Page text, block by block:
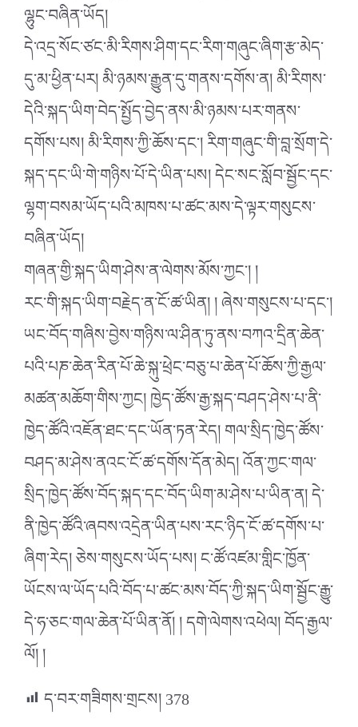
ལྷུང་བཞིན་ཡོད།
དེ་འདྲ་སོང་ཙང་མི་རིགས་ཤིག་དང་རིག་གཞུང་ཞིག་རྩ་མེད་
དུ་མ་ཕྱིན་པར། མི་ཉམས་རྒྱུན་དུ་གནས་དགོས་ན། མི་རིགས་
དེའི་སྐད་ཡིག་བེད་སྤྱོད་བྱེད་ནས་མི་ཉམས་པར་གནས་
དགོས་པས། མི་རིགས་ཀྱི་ཆོས་དང་། རིག་གཞུང་གི་བླ་སྲོག་དེ་
སྐད་དང་ཡི་གེ་གཉིས་པོ་དེ་ཡིན་པས། དེང་སང་སློབ་སྦྱོང་དང་
ལྷག་བསམ་ཡོད་པའི་མཁས་པ་ཚང་མས་དེ་ལྟར་གསུངས་
བཞིན་ཡོད།
གཞན་གྱི་སྐད་ཡིག་ཤེས་ན་ལེགས་མོས་ཀྱང་། །
རང་གི་སྐད་ཡིག་བརྗེད་ན་ངོ་ཚ་ཡིན། ། ཞེས་གསུངས་པ་དང་།
ཡང་བོད་གཞིས་བྱེས་གཉིས་ལ་ཤིན་ཏུ་ནས་བཀའ་དྲིན་ཆེན་
པའི་པཎ་ཆེན་རིན་པོ་ཆེ་སྐུ་ཕྲེང་བཅུ་པ་ཆེན་པོ་ཆོས་ཀྱི་རྒྱལ་
མཚན་མཆོག་གིས་ཀྱང། ཁྱེད་ཚོས་རྒྱ་སྐད་བཤད་ཤེས་པ་ནི་
ཁྱེད་ཚོའི་འཇོན་ཐང་དང་ཡོན་ཏན་རེད། གལ་སྲིད་ཁྱེད་ཚོས་
བཤད་མ་ཤེས་ནའང་ངོ་ཚ་དགོས་དོན་མེད། འོན་ཀྱང་གལ་
སྲིད་ཁྱེད་ཚོས་བོད་སྐད་དང་བོད་ཡིག་མ་ཤེས་པ་ཡིན་ན། དེ་
ནི་ཁྱེད་ཚོའི་ཞབས་འདྲེན་ཡིན་པས་རང་ཉིད་ངོ་ཚ་དགོས་པ་
ཞིག་རེད། ཅེས་གསུངས་ཡོད་པས། ང་ཚོ་འཛམ་གླིང་ཁྱོན་
ཡོངས་ལ་ཡོད་པའི་བོད་པ་ཚང་མས་བོད་ཀྱི་སྐད་ཡིག་སྦྱོང་རྒྱུ་
དེ་ཧ་ཅང་གལ་ཆེན་པོ་ཡིན་ནོ། ། དགེ་ལེགས་འཕེལ། བོད་རྒྱལ་
ལོ། །
ད་བར་གཟིགས་གྲངས།378